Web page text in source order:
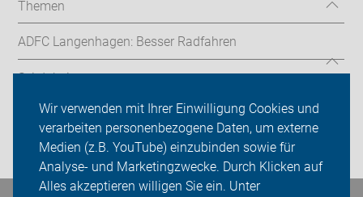
Wir verwenden mit Ihrer Einwilligung Cookies und
verarbeiten personenbezogene Daten, um externe
Medien (z.B. YouTube) einzubinden sowie für
Analyse- und Marketingzwecke. Durch Klicken auf
Alles akzeptieren willigen Sie ein. Unter
Themen
ADFC Langenhagen: Besser Radfahren
Sei dabei
Presse
Login